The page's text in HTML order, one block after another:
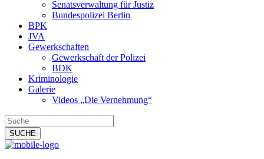
Senatsverwaltung für Justiz
Bundespolizei Berlin
BPK
JVA
Gewerkschaften
Gewerkschaft der Polizei
BDK
Kriminologie
Galerie
Videos „Die Vernehmung“